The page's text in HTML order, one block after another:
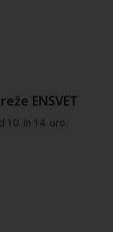
ENSVET
10. in 14. uro.